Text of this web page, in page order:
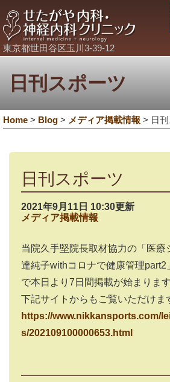
東京都世田谷区玉川3-39-12
日刊スポーツ
Home > Blog > メディア掲載情報 > 日
日刊スポーツ
2021年9月11日 10:30更新
メディア掲載情報
当院久手堅院長取材協力の「医療
達純子withコロナで健康管理part2
で本日より7日間掲載が始まります
下記サイトからもご覧いただけま
https://www.nikkansports.com/
s/202109100000653.html